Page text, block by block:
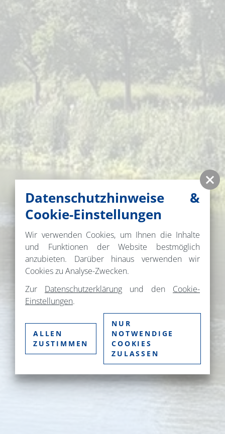
Datenschutzhinweise &
Cookie-Einstellungen
Wir verwenden Cookies, um Ihnen die Inhalte
und Funktionen der Website bestmöglich
anzubieten. Darüber hinaus verwenden wir
Cookies zu Analyse-Zwecken.
Zur Datenschutzerklärung und den Cookie-
Einstellungen.
ALLEN
ZUSTIMMEN
NUR
NOTWENDIGE
COOKIES
ZULASSEN